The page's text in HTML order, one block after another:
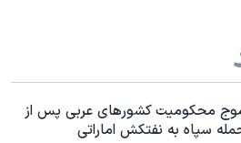
محکومیت کشورهای عربی پس از
سپاه به نفتکش اماراتی